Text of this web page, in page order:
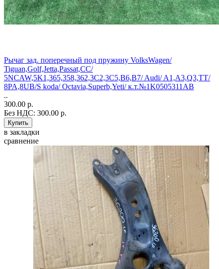
Рычаг зад. поперечный под пружину VolksWagen/
Tiguan,Golf,Jetta,Passat,CC/
5NCAW,5K1,365,358,362,3C2,3С5,B6,B7/ Audi/ A1,A3,Q3,TT/
8PA,8UB/S koda/ Octavia,Superb,Yeti/ к.т.№1K0505311AB
..
300.00 р.
Без НДС: 300.00 р.
в закладки
сравнение